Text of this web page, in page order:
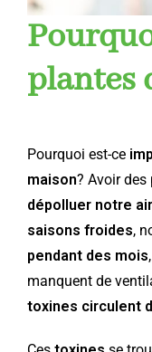
plantes
Pourquoi est-ce
maison? Avoir des
dépolluer notre air
saisons froides,
pendant des mois
manquent de
toxines circulent